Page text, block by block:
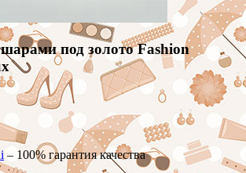
под золото Fashion
– 100% гарантия качества